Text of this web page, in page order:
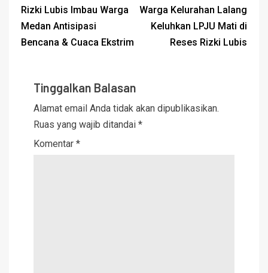
Rizki Lubis Imbau Warga
Medan Antisipasi
Bencana & Cuaca Ekstrim
Warga Kelurahan Lalang
Keluhkan LPJU Mati di
Reses Rizki Lubis
Tinggalkan Balasan
Alamat email Anda tidak akan dipublikasikan.
Ruas yang wajib ditandai *
Komentar *